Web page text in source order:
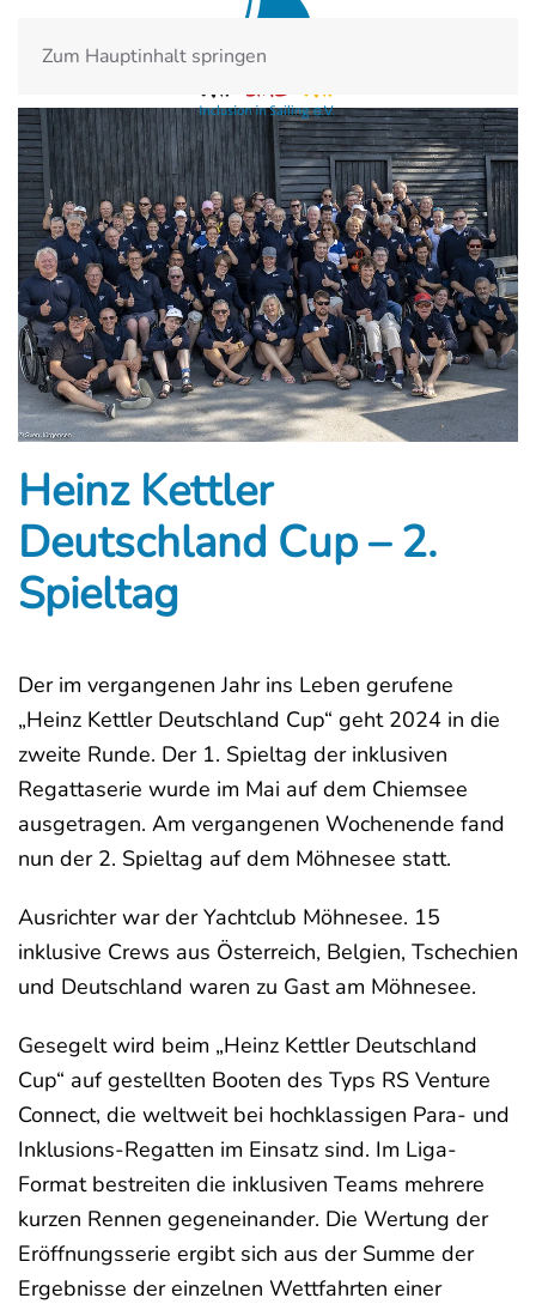
Zum Hauptinhalt springen
Heinz Kettler
Deutschland Cup – 2.
Spieltag
Der im vergangenen Jahr ins Leben gerufene
„Heinz Kettler Deutschland Cup“ geht 2024 in die
zweite Runde. Der 1. Spieltag der inklusiven
Regattaserie wurde im Mai auf dem Chiemsee
ausgetragen. Am vergangenen Wochenende fand
nun der 2. Spieltag auf dem Möhnesee statt.
Ausrichter war der Yachtclub Möhnesee. 15
inklusive Crews aus Österreich, Belgien, Tschechien
und Deutschland waren zu Gast am Möhnesee.
Gesegelt wird beim „Heinz Kettler Deutschland
Cup“ auf gestellten Booten des Typs RS Venture
Connect, die weltweit bei hochklassigen Para- und
Inklusions-Regatten im Einsatz sind. Im Liga-
Format bestreiten die inklusiven Teams mehrere
kurzen Rennen gegeneinander. Die Wertung der
Eröffnungsserie ergibt sich aus der Summe der
Ergebnisse der einzelnen Wettfahrten einer